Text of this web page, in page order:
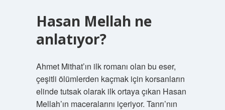
Hasan Mellah ne
anlatıyor?
Ahmet Mithat’ın ilk romanı olan bu eser,
çeşitli ölümlerden kaçmak için korsanların
elinde tutsak olarak ilk ortaya çıkan Hasan
Mellah’ın maceralarını içeriyor. Tanrı’nın